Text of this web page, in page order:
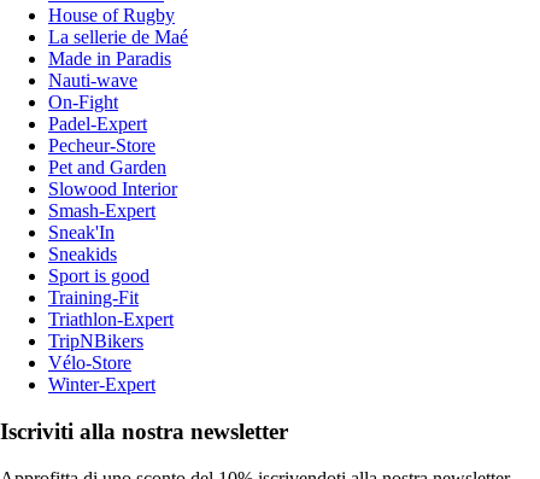
House of Rugby
La sellerie de Maé
Made in Paradis
Nauti-wave
On-Fight
Padel-Expert
Pecheur-Store
Pet and Garden
Slowood Interior
Smash-Expert
Sneak'In
Sneakids
Sport is good
Training-Fit
Triathlon-Expert
TripNBikers
Vélo-Store
Winter-Expert
Iscriviti alla nostra newsletter